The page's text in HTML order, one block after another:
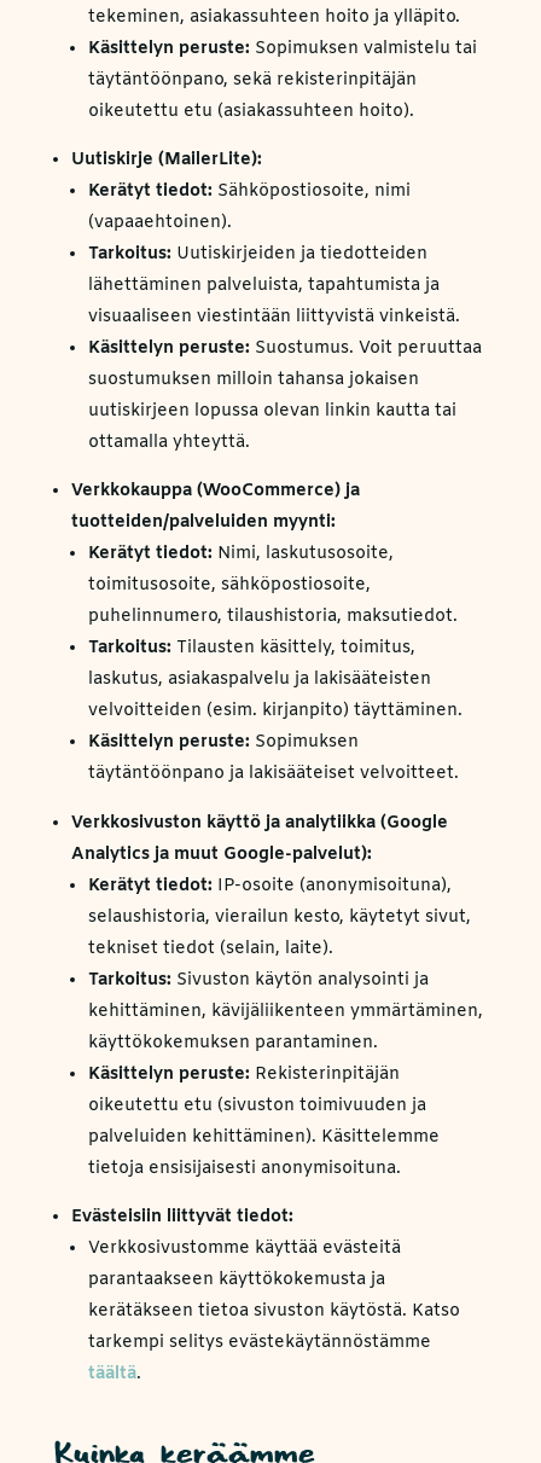
tekeminen, asiakassuhteen hoito ja ylläpito.
Käsittelyn peruste: Sopimuksen valmistelu tai
täytäntöönpano, sekä rekisterinpitäjän
oikeutettu etu (asiakassuhteen hoito).
Uutiskirje (MailerLite):
Kerätyt tiedot: Sähköpostiosoite, nimi
(vapaaehtoinen).
Tarkoitus: Uutiskirjeiden ja tiedotteiden
lähettäminen palveluista, tapahtumista ja
visuaaliseen viestintään liittyvistä vinkeistä.
Käsittelyn peruste: Suostumus. Voit peruuttaa
suostumuksen milloin tahansa jokaisen
uutiskirjeen lopussa olevan linkin kautta tai
ottamalla yhteyttä.
Verkkokauppa (WooCommerce) ja
tuotteiden/palveluiden myynti:
Kerätyt tiedot: Nimi, laskutusosoite,
toimitusosoite, sähköpostiosoite,
puhelinnumero, tilaushistoria, maksutiedot.
Tarkoitus: Tilausten käsittely, toimitus,
laskutus, asiakaspalvelu ja lakisääteisten
velvoitteiden (esim. kirjanpito) täyttäminen.
Käsittelyn peruste: Sopimuksen
täytäntöönpano ja lakisääteiset velvoitteet.
Verkkosivuston käyttö ja analytiikka (Google
Analytics ja muut Google-palvelut):
Kerätyt tiedot: IP-osoite (anonymisoituna),
selaushistoria, vierailun kesto, käytetyt sivut,
tekniset tiedot (selain, laite).
Tarkoitus: Sivuston käytön analysointi ja
kehittäminen, kävijäliikenteen ymmärtäminen,
käyttökokemuksen parantaminen.
Käsittelyn peruste: Rekisterinpitäjän
oikeutettu etu (sivuston toimivuuden ja
palveluiden kehittäminen). Käsittelemme
tietoja ensisijaisesti anonymisoituna.
Evästeisiin liittyvät tiedot:
Verkkosivustomme käyttää evästeitä
parantaakseen käyttökokemusta ja
kerätäkseen tietoa sivuston käytöstä. Katso
tarkempi selitys evästekäytännöstämme
täältä.
Kuinka keräämme